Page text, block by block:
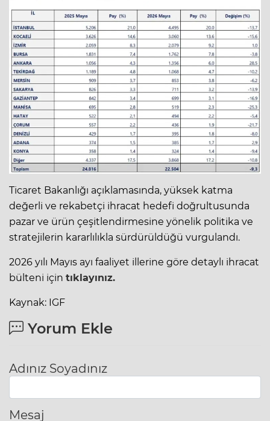
Ticaret Bakanlığı açıklamasında, yüksek katma
değerli ve rekabetçi ihracat hedefi doğrultusunda
pazar ve ürün çeşitlendirmesine yönelik politika ve
stratejilerin kararlılıkla sürdürüldüğü vurgulandı.
2026 yılı Mayıs ayı faaliyet illerine göre detaylı ihracat
bülteni için tıklayınız.
Kaynak: IGF
Yorum Ekle
Adınız Soyadınız
Mesaj